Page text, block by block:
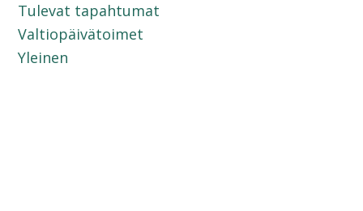
Tulevat tapahtumat
Valtiopäivätoimet
Yleinen